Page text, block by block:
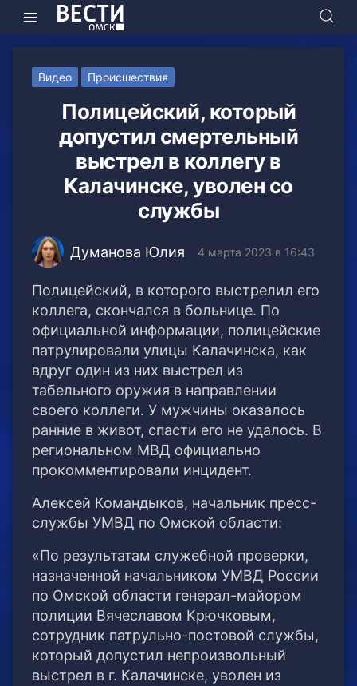
Видео Происшествия
Полицейский, который
допустил смертельный
выстрел в коллегу в
Калачинске, уволен со
службы
Думанова Юлия 4 марта 2023 в 16:43
Полицейский, в которого выстрелил его
коллега, скончался в больнице. По
официальной информации, полицейские
патрулировали улицы Калачинска, как
вдруг один из них выстрел из
табельного оружия в направлении
своего коллеги. У мужчины оказалось
ранние в живот, спасти его не удалось. В
региональном МВД официально
прокомментировали инцидент.
Алексей Командыков, начальник пресс-
службы УМВД по Омской области:
«По результатам служебной проверки,
назначенной начальником УМВД России
по Омской области генерал-майором
полиции Вячеславом Крючковым,
сотрудник патрульно-постовой службы,
который допустил непроизвольный
выстрел в г. Калачинске, уволен из